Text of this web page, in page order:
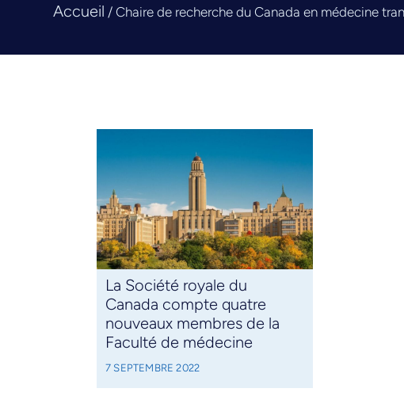
Accueil /Chaire de recherche du Canada en médecine
La Société royale du
Canada compte quatre
nouveaux membres de la
Faculté de médecine
7 SEPTEMBRE 2022